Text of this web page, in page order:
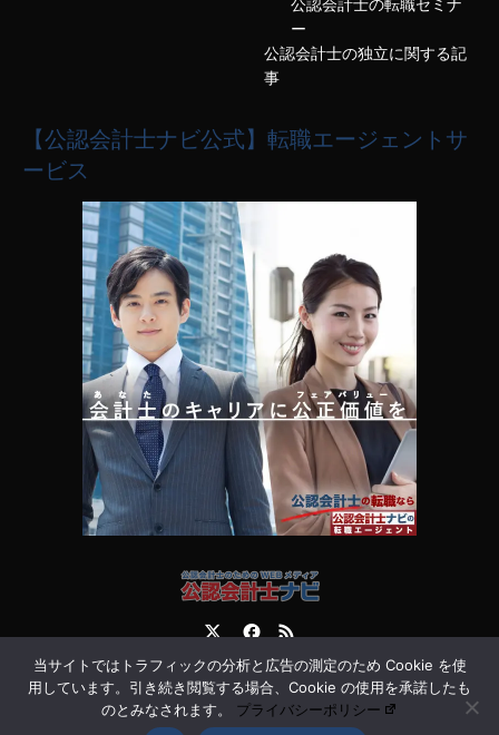
公認会計士の転職セミナ
ー
公認会計士の独立に関する記
事
【公認会計士ナビ公式】転職エージェントサ
ービス
運営会社 お問合せ
当サイトではトラフィックの分析と広告の測定のため Cookie を使
用しています。引き続き閲覧する場合、Cookie の使用を承諾したも
のとみなされます。 プライバシーポリシー